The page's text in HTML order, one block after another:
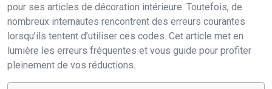
pour ses articles de décoration intérieure. Toutefois, de
nombreux internautes rencontrent des erreurs courantes
lorsqu’ils tentent d’utiliser ces codes. Cet article met en
lumière les erreurs fréquentes et vous guide pour profiter
pleinement de vos réductions.